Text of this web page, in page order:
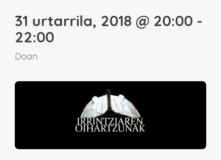
31 urtarrila, 2018 @ 20:00 -
22:00
Doan